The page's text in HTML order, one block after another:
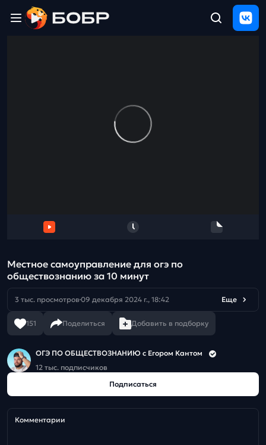
Местное самоуправление для огэ по
обществознанию за 10 минут
3 тыс. просмотров 09 декабря 2024 г., 18:42 Еще
151 Поделиться Добавить в подборку
ОГЭ ПО ОБЩЕСТВОЗНАНИЮ c Егором Кантом
12 тыс. подписчиков
Подписаться
Комментарии